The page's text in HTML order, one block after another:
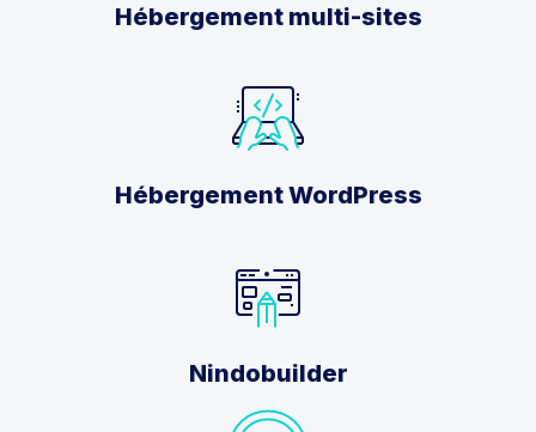
Hébergement multi-sites
Hébergement WordPress
Nindobuilder